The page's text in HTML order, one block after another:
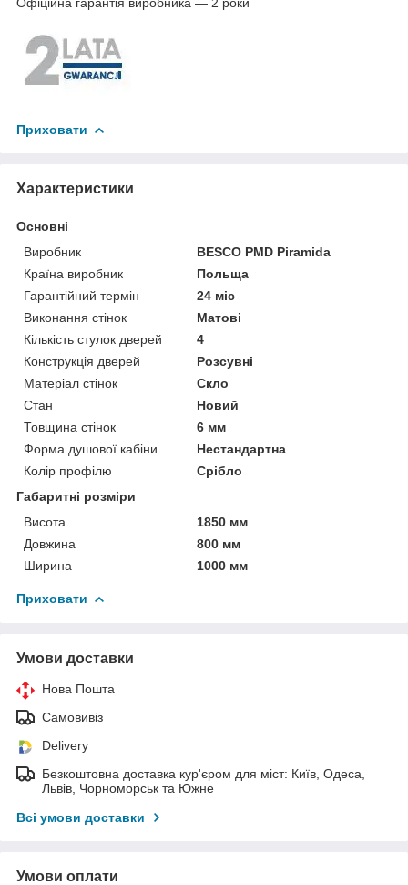
Приховати
Характеристики
Основні
Виробник
BESCO PMD Piramida
Країна виробник
Польща
Гарантійний термін
24 міс
Виконання стінок
Матові
Кількість стулок дверей
4
Конструкція дверей
Розсувні
Матеріал стінок
Скло
Стан
Новий
Товщина стінок
6 мм
Форма душової кабіни
Нестандартна
Колір профілю
Срібло
Габаритні розміри
Висота
1850 мм
Довжина
800 мм
Ширина
1000 мм
Приховати
Умови доставки
Нова Пошта
Самовивіз
Delivery
Безкоштовна доставка кур'єром для міст: Київ, Одеса,
Львів, Чорноморськ та Южне
Всі умови доставки
Умови оплати